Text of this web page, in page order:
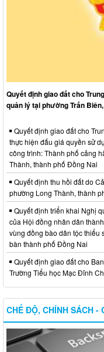
Quyết định giao đất cho
quản lý tại phường Trấn
Quyết định giao đất cho
thực hiện đấu giá quyền sử
công trình: Thành phố cảng
Thành, thành phố Đồng Nai
Quyết định thu hồi đất do
phường Long Thành, thành
Quyết định triển khai Nghị
của Hội đồng nhân dân
vùng đồng bào dân tộc thiểu
bàn thành phố Đồng Nai
Quyết định giao đất cho
Trường Tiểu học Mạc Đĩnh
CHẾ ĐỘ, CHÍNH SÁCH -